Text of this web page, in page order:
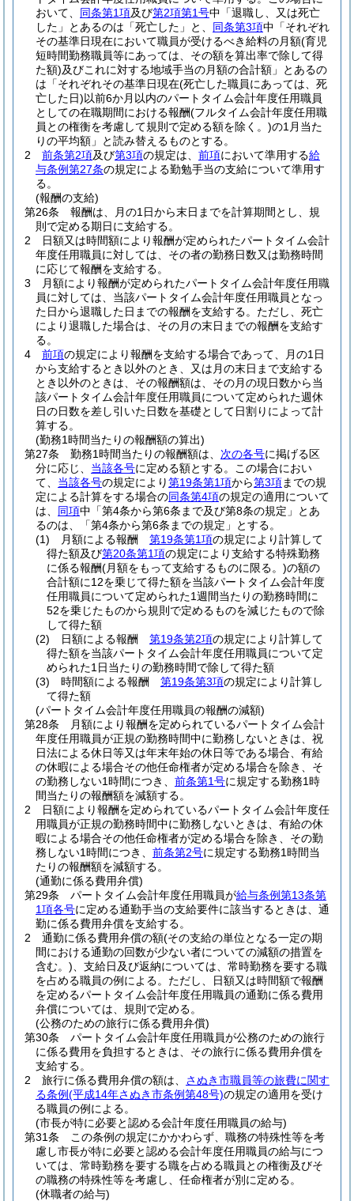
おいて、 同条第1項及び第2項第1号中「退職し、又は死亡
した」とあるのは「死亡した」と、 同条第3項中「それぞれ
その基準日現在において職員が受けるべき給料の月額(育児
短時間勤務職員等にあっては、その額を算出率で除して得
た額)及びこれに対する地域手当の月額の合計額」とあるの
は「それぞれその基準日現在(死亡した職員にあっては、死
亡した日)以前6か月以内のパートタイム会計年度任用職員
としての在職期間における報酬(フルタイム会計年度任用職
員との権衡を考慮して規則で定める額を除く。)の1月当た
りの平均額」と読み替えるものとする。
2
前条第2項及び第3項の規定は、 前項において準用する給
与条例第27条の規定による勤勉手当の支給について準用す
る。
(報酬の支給)
第26条
報酬は、月の1日から末日までを計算期間とし、規
則で定める期日に支給する。
2
日額又は時間額により報酬が定められたパートタイム会計
年度任用職員に対しては、その者の勤務日数又は勤務時間
に応じて報酬を支給する。
3
月額により報酬が定められたパートタイム会計年度任用職
員に対しては、当該パートタイム会計年度任用職員となっ
た日から退職した日までの報酬を支給する。 ただし、死亡
により退職した場合は、その月の末日までの報酬を支給す
る。
4
前項の規定により報酬を支給する場合であって、月の1日
から支給するとき以外のとき、又は月の末日まで支給する
とき以外のときは、その報酬額は、その月の現日数から当
該パートタイム会計年度任用職員について定められた週休
日の日数を差し引いた日数を基礎として日割りによって計
算する。
(勤務1時間当たりの報酬額の算出)
第27条
勤務1時間当たりの報酬額は、 次の各号に掲げる区
分に応じ、 当該各号に定める額とする。
この場合におい
て、 当該各号の規定により第19条第1項から第3項までの規
定による計算をする場合の同条第4項の規定の適用について
は、 同項中「第4条から第6条まで及び第8条の規定」とあ
るのは、「第4条から第6条までの規定」とする。
(1)
月額による報酬 第19条第1項の規定により計算して
得た額及び第20条第1項の規定により支給する特殊勤務
に係る報酬(月額をもって支給するものに限る。)の額の
合計額に12を乗じて得た額を当該パートタイム会計年度
任用職員について定められた1週間当たりの勤務時間に
52を乗じたものから規則で定めるものを減じたもので除
して得た額
(2)
日額による報酬 第19条第2項の規定により計算して
得た額を当該パートタイム会計年度任用職員について定
められた1日当たりの勤務時間で除して得た額
(3)
時間額による報酬 第19条第3項の規定により計算し
て得た額
(パートタイム会計年度任用職員の報酬の減額)
第28条
月額により報酬を定められているパートタイム会計
年度任用職員が正規の勤務時間中に勤務しないときは、祝
日法による休日等又は年末年始の休日等である場合、有給
の休暇による場合その他任命権者が定める場合を除き、そ
の勤務しない1時間につき、 前条第1号に規定する勤務1時
間当たりの報酬額を減額する。
2
日額により報酬を定められているパートタイム会計年度任
用職員が正規の勤務時間中に勤務しないときは、有給の休
暇による場合その他任命権者が定める場合を除き、その勤
務しない1時間につき、 前条第2号に規定する勤務1時間当
たりの報酬額を減額する。
(通勤に係る費用弁償)
第29条
パートタイム会計年度任用職員が給与条例第13条第
1項各号に定める通勤手当の支給要件に該当するときは、通
勤に係る費用弁償を支給する。
2
通勤に係る費用弁償の額(その支給の単位となる一定の期
間における通勤の回数が少ない者についての減額の措置を
含む。) 、支給日及び返納については、常時勤務を要する職
を占める職員の例による。 ただし、日額又は時間額で報酬
を定めるパートタイム会計年度任用職員の通勤に係る費用
弁償については、規則で定める。
(公務のための旅行に係る費用弁償)
第30条
パートタイム会計年度任用職員が公務のための旅行
に係る費用を負担するときは、その旅行に係る費用弁償を
支給する。
2
旅行に係る費用弁償の額は、 さぬき市職員等の旅費に関す
る条例(平成14年さぬき市条例第48号)の規定の適用を受け
る職員の例による。
(市長が特に必要と認める会計年度任用職員の給与)
第31条
この条例の規定にかかわらず、職務の特殊性等を考
慮し市長が特に必要と認める会計年度任用職員の給与につ
いては、常時勤務を要する職を占める職員との権衡及びそ
の職務の特殊性等を考慮し、任命権者が別に定める。
(休職者の給与)